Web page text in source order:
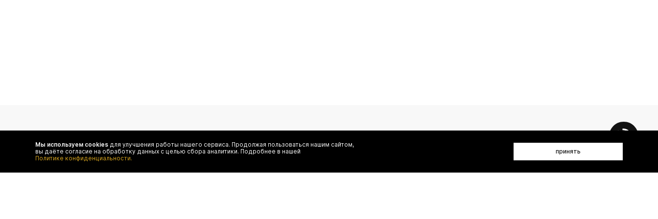
Чтобы в числе первых иметь доступ ко всем акциям
Я даю согласие на сбор, обработку и хранение моих персональных данных (имя, email, телефон) для получения рекламных и
Мы используем cookies для улучшения работы нашего сервиса. Продолжая пользоваться нашим сайтом,
вы даёте согласие на обработку данных с целью сбора аналитики. Подробнее в нашей
Политике конфиденциальности.
принять